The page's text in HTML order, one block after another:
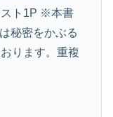
スト1P ※本書
秘密をかぶる
ります。重複